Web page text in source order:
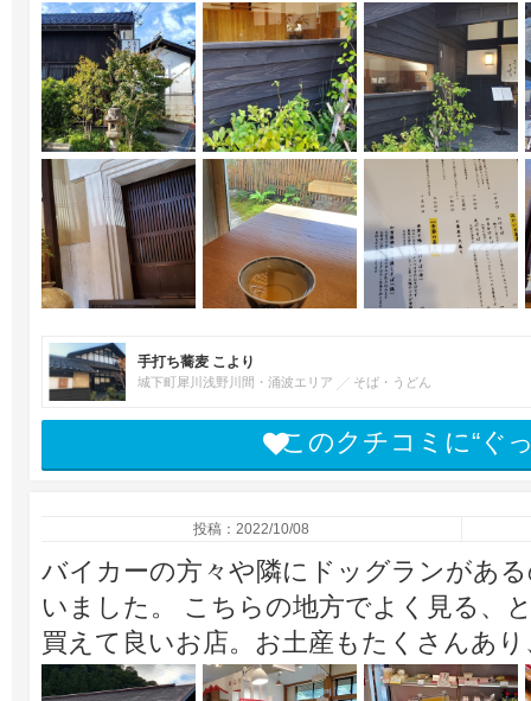
手打ち蕎麦 こより
城下町犀川浅野川間・涌波エリア そば・うどん
このクチコミに“ぐ
投稿：2022/10/08
バイカーの方々や隣にドッグランがあ
いました。 こちらの地方でよく見る、
買えて良いお店。お土産もたくさんあ